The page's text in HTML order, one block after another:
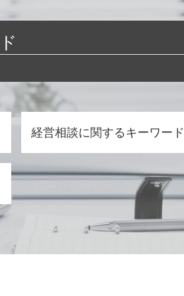
経営相談に関するキーワード
業務 提携
事業再生 コンサル
中小企業庁 認定 支援機関